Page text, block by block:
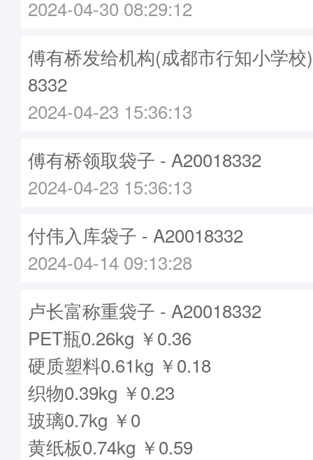
2024-04-30 08:29:12
傅有桥发给机构(成都市行知小学校
8332
2024-04-23 15:36:13
傅有桥领取袋子 - A20018332
2024-04-23 15:36:13
付伟入库袋子 - A20018332
2024-04-14 09:13:28
卢长富称重袋子 - A20018332
PET瓶0.26kg ￥0.36
硬质塑料0.61kg ￥0.18
织物0.39kg ￥0.23
玻璃0.7kg ￥0
黄纸板0.74kg ￥0.59